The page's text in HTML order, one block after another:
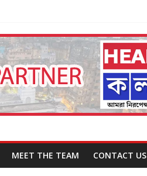
MEET THE TEAM CONTACT US